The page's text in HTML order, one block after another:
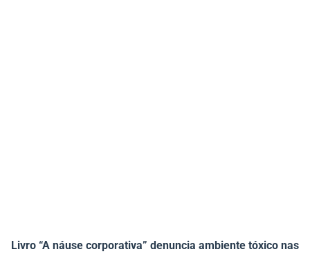
Livro “A náuse corporativa” denuncia ambiente tóxico nas